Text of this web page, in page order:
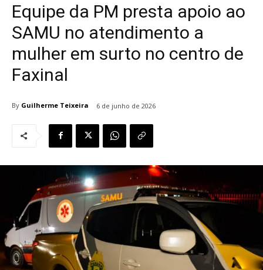
Equipe da PM presta apoio ao
SAMU no atendimento a
mulher em surto no centro de
Faxinal
By Guilherme Teixeira 6 de junho de 2026